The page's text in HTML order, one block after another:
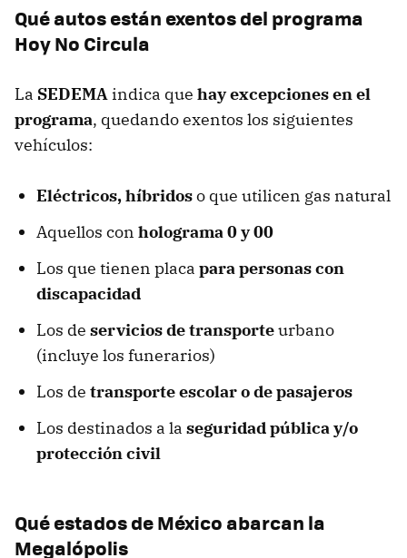
Qué autos están exentos del programa
Hoy No Circula
La SEDEMA indica que hay excepciones en el
programa, quedando exentos los siguientes
vehículos:
Eléctricos, híbridoso que utilicen gas natural
Aquellos con holograma 0 y 00
Los que tienen placa para personas con
discapacidad
Los de servicios de transporteurbano
(incluye los funerarios)
Los de transporte escolar o de pasajeros
Los destinados a la seguridad pública y/o
protección civil
Qué estados de México abarcan la
Megalópolis